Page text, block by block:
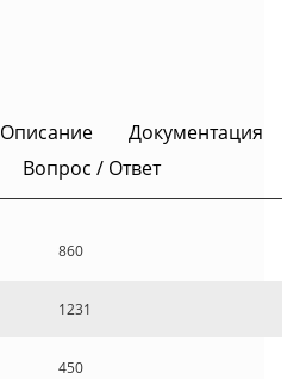
Описание
Документация
Вопрос / Ответ
860
1231
450